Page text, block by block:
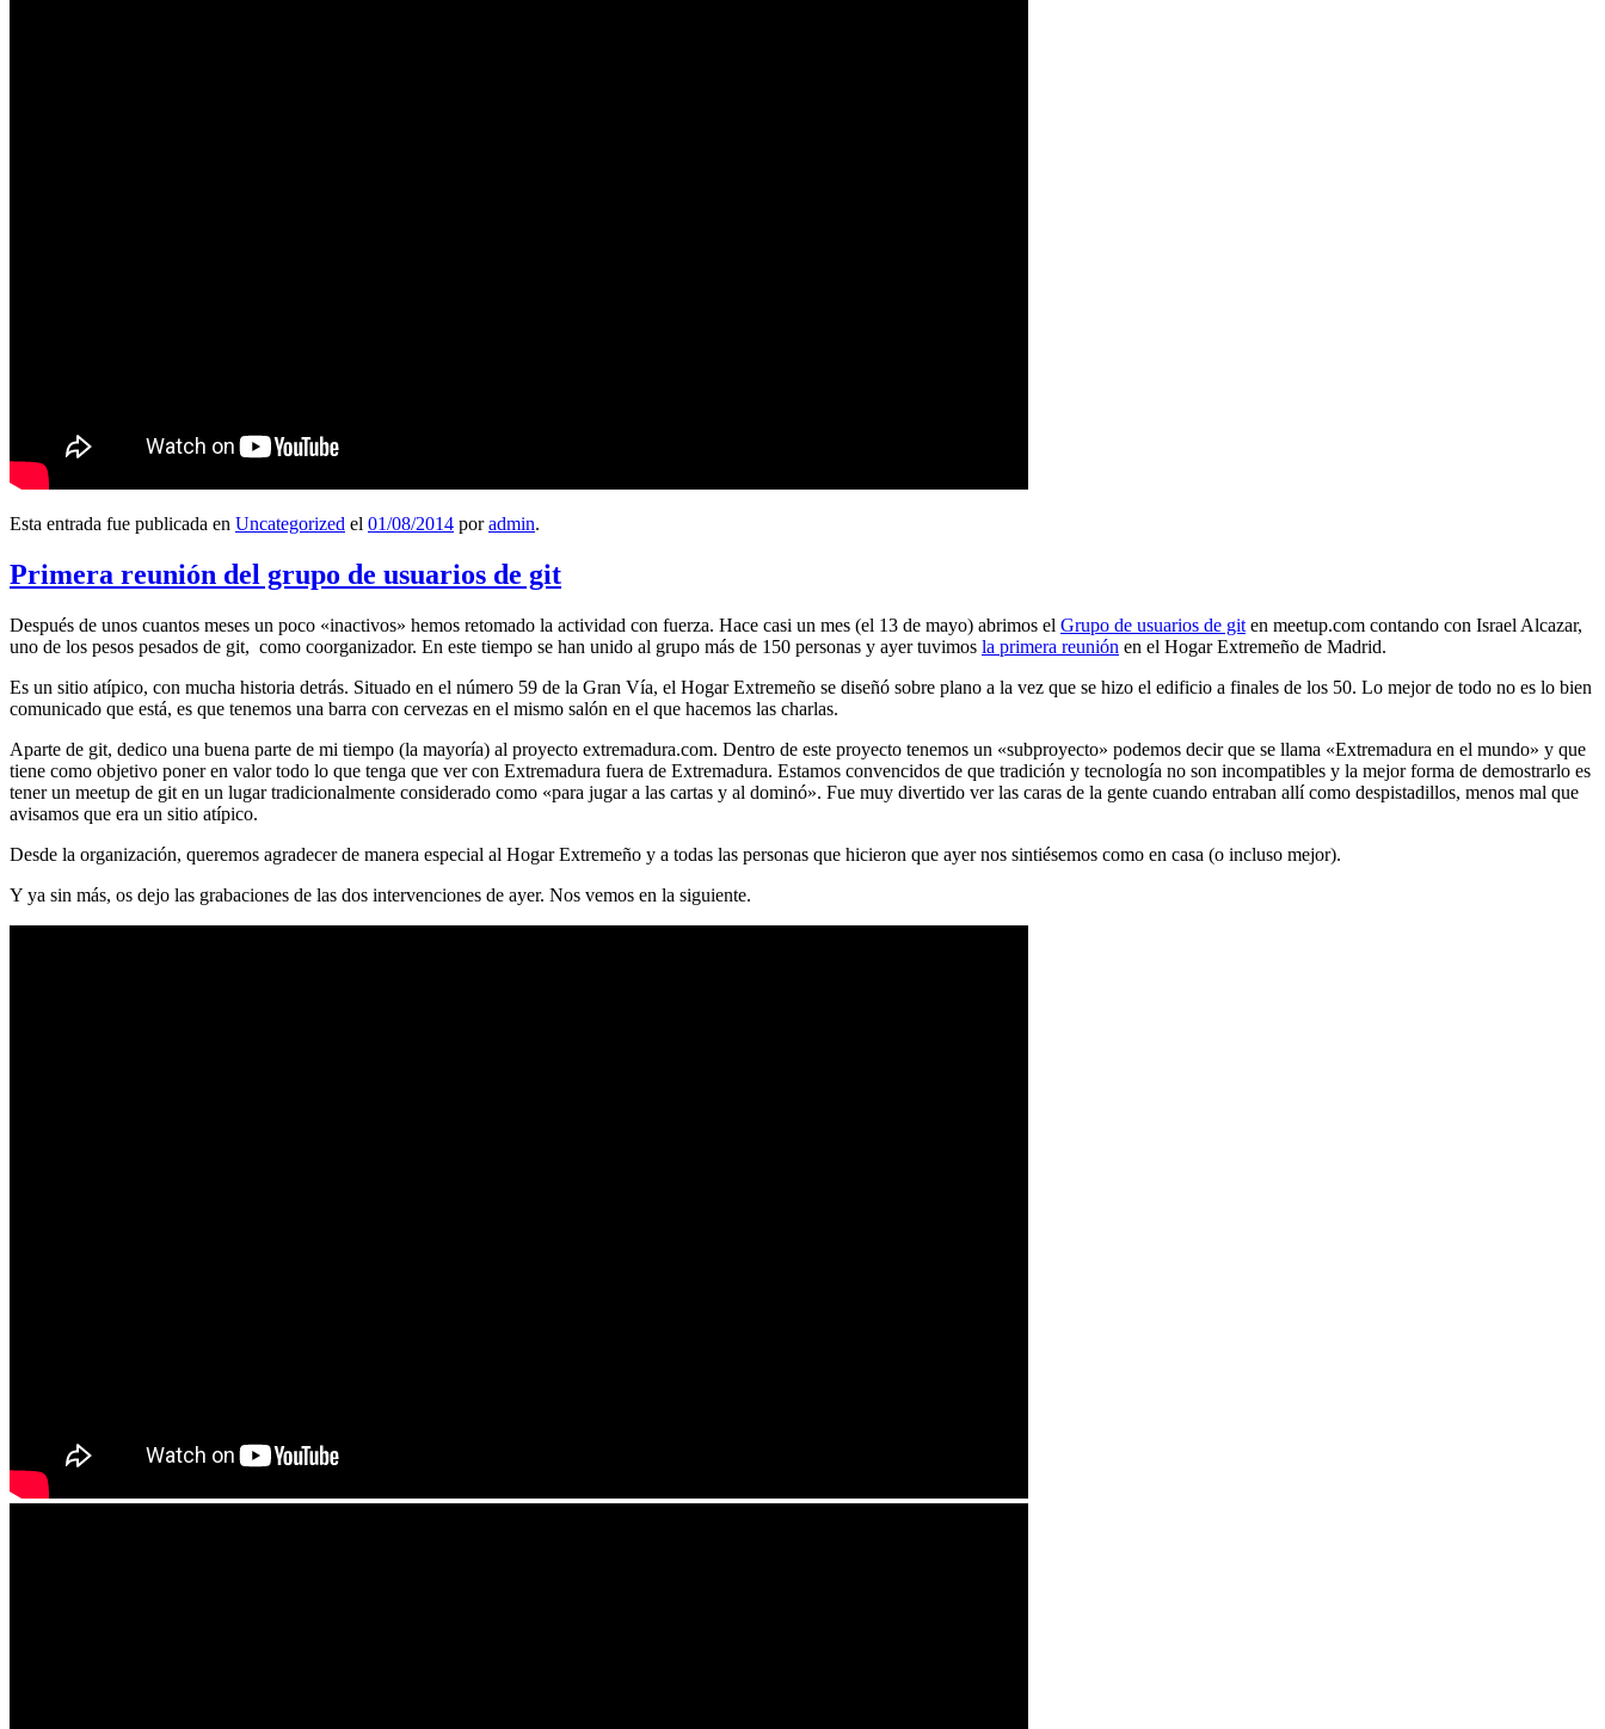
Esta entrada fue publicada en Uncategorized el 01/08/2014 poradmin.
Primera reunión del grupo de usuarios de git
Después de unos cuantos meses un poco «inactivos» hemos retomado la actividad con fuerza. Hace casi un mes (el 13 de mayo) abrimos el Grupo de usuarios de git en meetup.com contando con Israel Alcazar,
uno de los pesos pesados de git, como coorganizador. En este tiempo se han unido al grupo más de 150 personas y ayer tuvimos la primera reunión en el Hogar Extremeño de Madrid.
Es un sitio atípico, con mucha historia detrás. Situado en el número 59 de la Gran Vía, el Hogar Extremeño se diseñó sobre plano a la vez que se hizo el edificio a finales de los 50. Lo mejor de todo no es lo bien
comunicado que está, es que tenemos una barra con cervezas en el mismo salón en el que hacemos las charlas.
Aparte de git, dedico una buena parte de mi tiempo (la mayoría) al proyecto extremadura.com. Dentro de este proyecto tenemos un «subproyecto» podemos decir que se llama «Extremadura en el mundo» y que
tiene como objetivo poner en valor todo lo que tenga que ver con Extremadura fuera de Extremadura. Estamos convencidos de que tradición y tecnología no son incompatibles y la mejor forma de demostrarlo es
tener un meetup de git en un lugar tradicionalmente considerado como «para jugar a las cartas y al dominó». Fue muy divertido ver las caras de la gente cuando entraban allí como despistadillos, menos mal que
avisamos que era un sitio atípico.
Desde la organización, queremos agradecer de manera especial al Hogar Extremeño y a todas las personas que hicieron que ayer nos sintiésemos como en casa (o incluso mejor).
Y ya sin más, os dejo las grabaciones de las dos intervenciones de ayer. Nos vemos en la siguiente.